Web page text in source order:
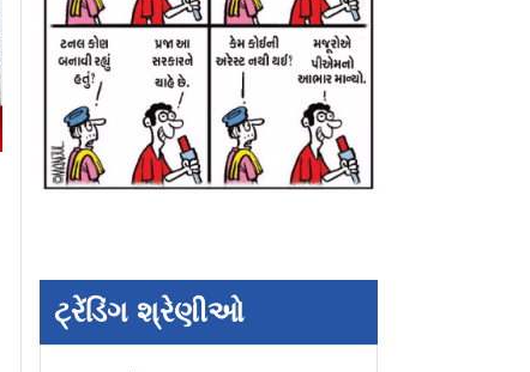
ટ્રેંડિંગ શ્રેણીઓ